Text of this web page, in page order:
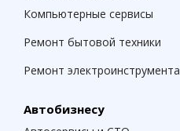
Компьютерные сервисы
Ремонт бытовой техники
Ремонт электроинструмента
Автобизнесу